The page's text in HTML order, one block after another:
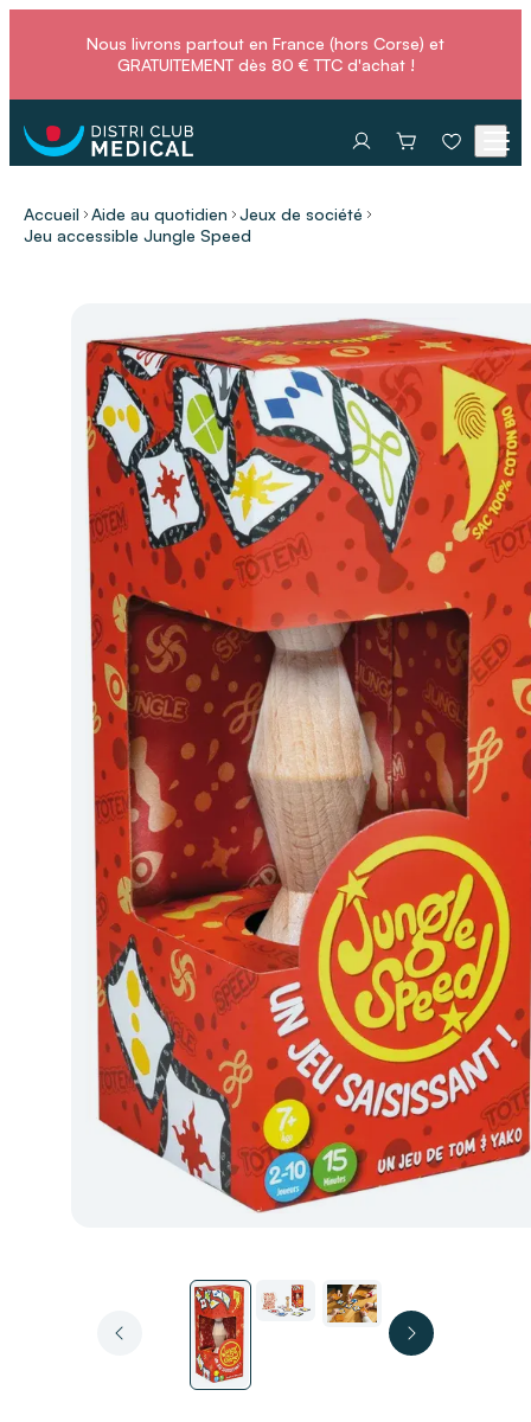
Nous livrons partout en France (hors Corse) et
GRATUITEMENT dès 80 € TTC d'achat !
Accueil Aide au quotidien
Jeux de société
Jeu accessible Jungle Speed